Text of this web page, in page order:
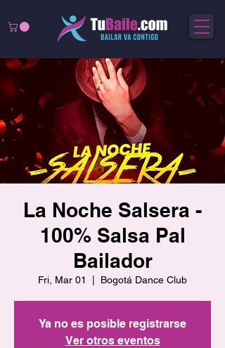
La Noche Salsera -
100% Salsa Pal
Bailador
Fri, Mar 01 Bogotá Dance Club
Ya no es posible registrarse
Ver otros eventos